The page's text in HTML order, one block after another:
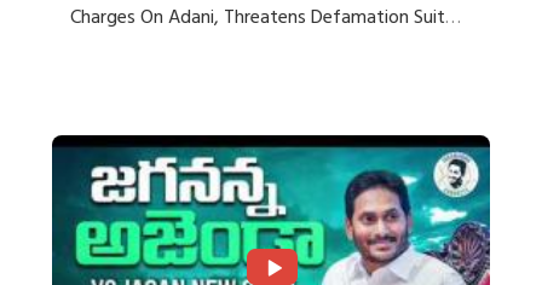
Charges On Adani, Threatens Defamation Suit